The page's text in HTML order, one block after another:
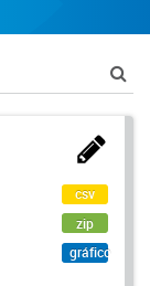
csv
zip
gráfico